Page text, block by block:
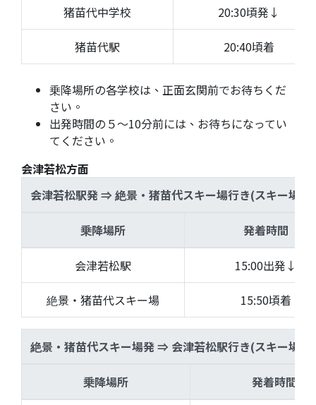
猪苗代中学校 20:30頃発↓
猪苗代駅 20:40頃着
乗降場所の各学校は、正面玄関前でお待ちくだ
さい。
出発時間の５〜10分前には、お待ちになってい
てください。
会津若松方面
会津若松駅発 ⇒ 絶景・猪苗代スキー場行き(スキー場へ
乗降場所 発着時間
会津若松駅 15:00出発↓
絶景・猪苗代スキー場 15:50頃着
絶景・猪苗代スキー場発 ⇒ 会津若松駅行き(スキー場か
乗降場所 発着時間